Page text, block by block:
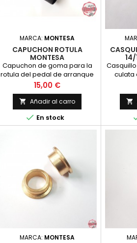
MARCA: MONTESA
CAPUCHON ROTULA
MONTESA
Capuchon de goma para la
rotula del pedal de arranque
de los pedaldes de arranque
de MONTESA. El
Precio
15,00 €
 Añadir al carro
 En stock
14/
culata
rosca

MARCA: MONTESA